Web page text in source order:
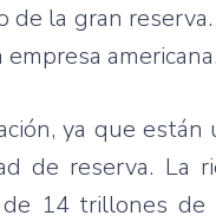
la gran
americana.
ya que
de reserva. La
14 trillones